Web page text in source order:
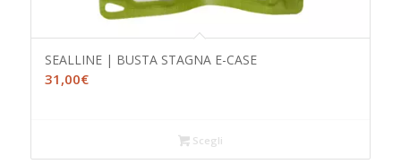
SEALLINE | BUSTA STAGNA E-CASE
31,00€
Scegli